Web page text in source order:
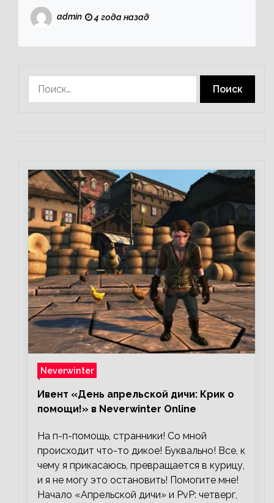
мелких компаний крупными
admin 4 года назад
Neverwinter
Ивент «День апрельской дичи: Крик о
помощи!» в Neverwinter Online
На п-п-помощь, странники! Со мной
происходит что-то дикое! Буквально! Все, к
чему я прикасаюсь, превращается в курицу,
и я не могу это остановить! Помогите мне!
Начало «Апрельской дичи» и PvP: четверг,